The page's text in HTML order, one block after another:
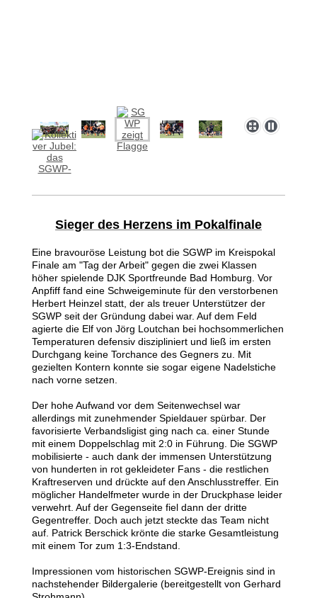
Sieger des Herzens im Pokalfinale
Eine bravouröse Leistung bot die SGWP im Kreispokal
Finale am "Tag der Arbeit" gegen die zwei Klassen
höher spielende DJK Sportfreunde Bad Homburg. Vor
Anpfiff fand eine Schweigeminute für den verstorbenen
Herbert Heinzel statt, der als treuer Unterstützer der
SGWP seit der Gründung dabei war. Auf dem Feld
agierte die Elf von Jörg Loutchan bei hochsommerlichen
Temperaturen defensiv diszipliniert und ließ im ersten
Durchgang keine Torchance des Gegners zu. Mit
gezielten Kontern konnte sie sogar eigene Nadelstiche
nach vorne setzen.
Der hohe Aufwand vor dem Seitenwechsel war
allerdings mit zunehmender Spieldauer spürbar. Der
favorisierte Verbandsligist ging nach ca. einer Stunde
mit einem Doppelschlag mit 2:0 in Führung. Die SGWP
mobilisierte - auch dank der immensen Unterstützung
von hunderten in rot gekleideter Fans - die restlichen
Kraftreserven und drückte auf den Anschlusstreffer. Ein
möglicher Handelfmeter wurde in der Druckphase leider
verwehrt. Auf der Gegenseite fiel dann der dritte
Gegentreffer. Doch auch jetzt steckte das Team nicht
auf. Patrick Berschick krönte die starke Gesamtleistung
mit einem Tor zum 1:3-Endstand.
Impressionen vom historischen SGWP-Ereignis sind in
nachstehender Bildergalerie (bereitgestellt von Gerhard